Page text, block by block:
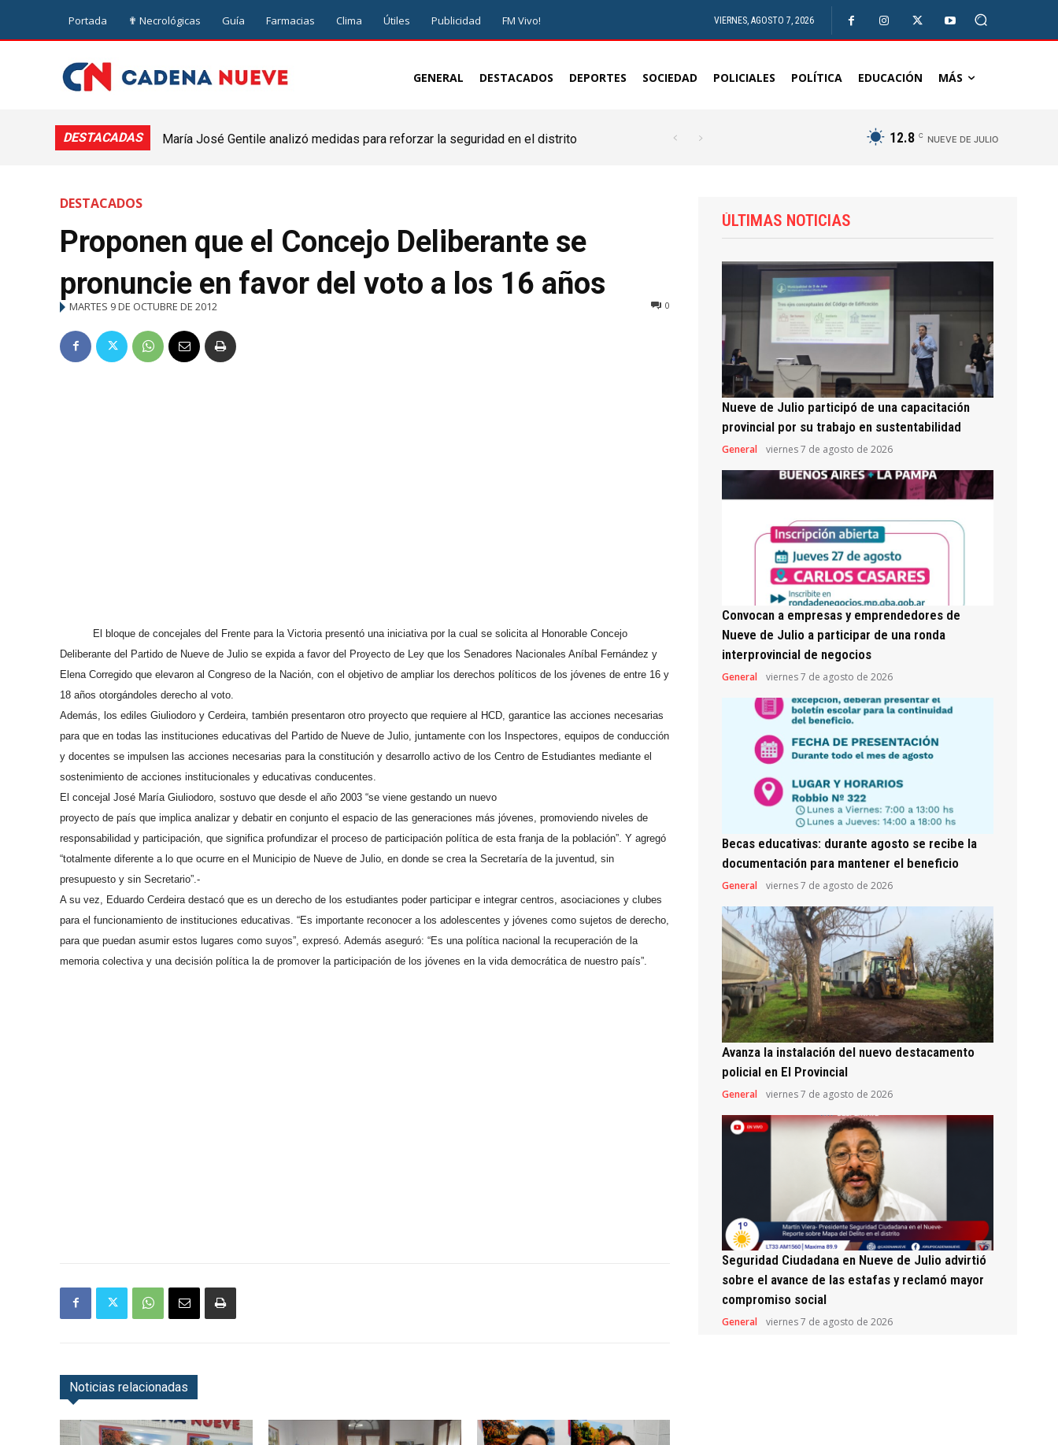
Portada ✟ Necrológicas Guía Farmacias Clima Útiles Publicidad FM Vivo! VIERNES, AGOSTO 7, 2026
GENERAL DESTACADOS DEPORTES SOCIEDAD POLICIALES POLÍTICA EDUCACIÓN MÁS
DESTACADAS
María José Gentile analizó medidas para reforzar la seguridad en el distrito
12.8 C NUEVE DE JULIO
DESTACADOS
Proponen que el Concejo Deliberante se
pronuncie en favor del voto a los 16 años
MARTES 9 DE OCTUBRE DE 2012 0
El bloque de concejales del Frente para la Victoria presentó una iniciativa por la cual se solicita al Honorable Concejo
Deliberante del Partido de Nueve de Julio se expida a favor del Proyecto de Ley que los Senadores Nacionales Aníbal Fernández y
Elena Corregido que elevaron al Congreso de la Nación, con el objetivo de ampliar los derechos políticos de los jóvenes de entre 16 y
18 años otorgándoles derecho al voto.
Además, los ediles Giuliodoro y Cerdeira, también presentaron otro proyecto que requiere al HCD, garantice las acciones necesarias
para que en todas las instituciones educativas del Partido de Nueve de Julio, juntamente con los Inspectores, equipos de conducción
y docentes se impulsen las acciones necesarias para la constitución y desarrollo activo de los Centro de Estudiantes mediante el
sostenimiento de acciones institucionales y educativas conducentes.
El concejal José María Giuliodoro, sostuvo que desde el año 2003 “se viene gestando un nuevo
proyecto de país que implica analizar y debatir en conjunto el espacio de las generaciones más jóvenes, promoviendo niveles de
responsabilidad y participación, que significa profundizar el proceso de participación política de esta franja de la población”. Y agregó
“totalmente diferente a lo que ocurre en el Municipio de Nueve de Julio, en donde se crea la Secretaría de la juventud, sin
presupuesto y sin Secretario”.-
A su vez, Eduardo Cerdeira destacó que es un derecho de los estudiantes poder participar e integrar centros, asociaciones y clubes
para el funcionamiento de instituciones educativas. “Es importante reconocer a los adolescentes y jóvenes como sujetos de derecho,
para que puedan asumir estos lugares como suyos”, expresó. Además aseguró: “Es una política nacional la recuperación de la
memoria colectiva y una decisión política la de promover la participación de los jóvenes en la vida democrática de nuestro país”.
Noticias relacionadas
ÚLTIMAS NOTICIAS
Nueve de Julio participó de una capacitación
provincial por su trabajo en sustentabilidad
General viernes 7 de agosto de 2026
Convocan a empresas y emprendedores de
Nueve de Julio a participar de una ronda
interprovincial de negocios
General viernes 7 de agosto de 2026
Becas educativas: durante agosto se recibe la
documentación para mantener el beneficio
General viernes 7 de agosto de 2026
Avanza la instalación del nuevo destacamento
policial en El Provincial
General viernes 7 de agosto de 2026
Seguridad Ciudadana en Nueve de Julio advirtió
sobre el avance de las estafas y reclamó mayor
compromiso social
General viernes 7 de agosto de 2026